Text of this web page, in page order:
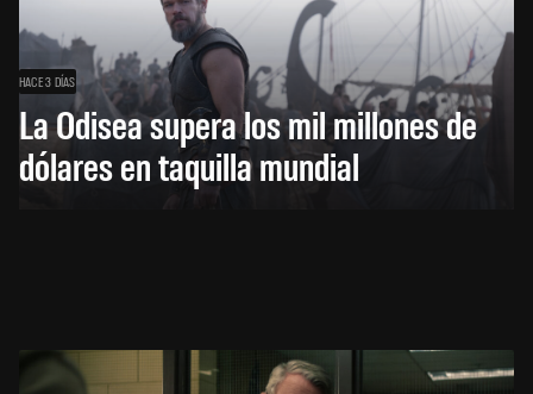
HACE 3 DÍAS
La Odisea supera los mil millones de
dólares en taquilla mundial